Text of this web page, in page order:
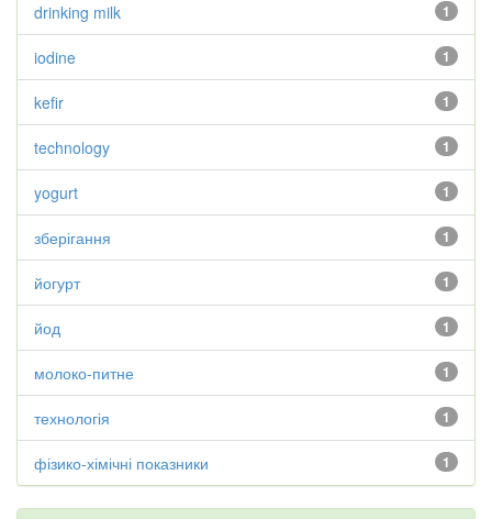
1
drinking milk
1
iodine
1
kefir
1
technology
1
yogurt
1
зберігання
1
йогурт
1
йод
1
молоко-питне
1
технологія
1
фізико-хімічні показники